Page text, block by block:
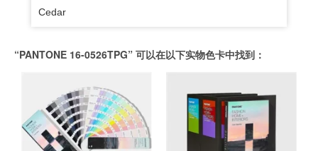
Cedar
“PANTONE 16-0526TPG” 可以在以下实物色卡中找到：